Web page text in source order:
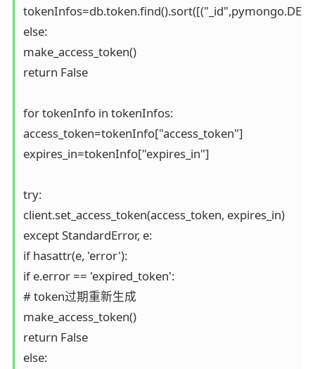
else:
make_access_token()
return False
for tokenInfo in tokenInfos:
access_token=tokenInfo["access_token"]
expires_in=tokenInfo["expires_in"]
try:
client.set_access_token(access_token, expires_in)
except StandardError, e:
if hasattr(e, 'error'):
if e.error == 'expired_token':
# token过期重新生成
make_access_token()
return False
else: